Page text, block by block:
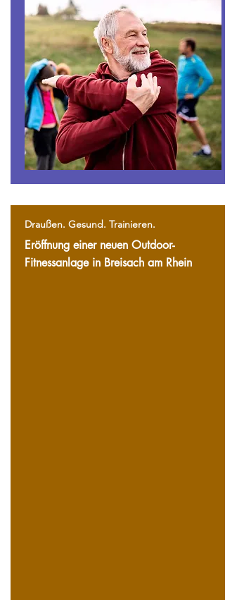
Draußen. Gesund. Trainieren.
Eröffnung einer neuen Outdoor-
Fitnessanlage in Breisach am Rhein